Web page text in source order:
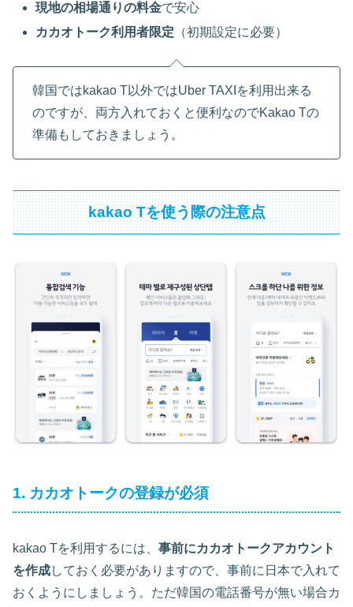
現地の相場通りの料金で安心
カカオトーク利用者限定 （初期設定に必要）
韓国ではkakao T以外ではUber TAXIを利用出来る
のですが、両方入れておくと便利なのでKakao Tの
準備もしておきましょう。
kakao Tを使う際の注意点
1. カカオトークの登録が必須
kakao Tを利用するには、 事前にカカオトークアカウント
を作成しておく必要がありますので、事前に日本で入れて
おくようにしましょう。ただ韓国の電話番号が無い場合カ